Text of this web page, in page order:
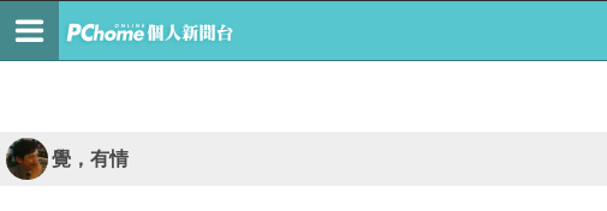
覺，有情